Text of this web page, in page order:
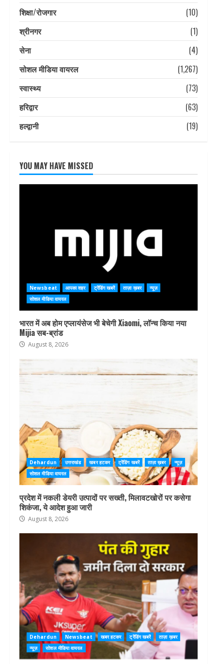
शिक्षा/रोजगार
(10)
श्रीनगर
(1)
सेना
(4)
सोशल मीडिया वायरल
(1,267)
स्वास्थ्य
(73)
हरिद्वार
(63)
हल्द्वानी
(19)
YOU MAY HAVE MISSED
Newsbeat आपका शहर ट्रेंडिंग खबरें ताज़ा ख़बर
न्यूज़
सोशल मीडिया वायरल
भारत में अब होम एप्लायंसेज भी बेचेगी Xiaomi, लॉन्च किया नया
Mijia सब-ब्रांड
August 8, 2026
Dehardun उत्तराखंड खबर हटकर ट्रेंडिंग खबरें ताज़ा ख़बर
न्यूज़
सोशल मीडिया वायरल
प्रदेश में नकली डेयरी उत्पादों पर सख्ती, मिलावटखोरों पर कसेगा
शिकंजा, ये आदेश हुआ जारी
August 8, 2026
Dehardun Newsbeat खबर हटकर ट्रेंडिंग खबरें
ताज़ा ख़बर
न्यूज़
सोशल मीडिया वायरल